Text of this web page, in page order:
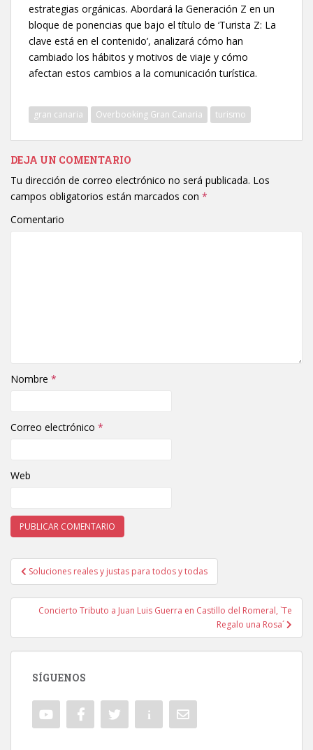
estrategias orgánicas. Abordará la Generación Z en un
bloque de ponencias que bajo el título de ‘Turista Z: La
clave está en el contenido’, analizará cómo han
cambiado los hábitos y motivos de viaje y cómo
afectan estos cambios a la comunicación turística.
gran canaria Overbooking Gran Canaria turismo
DEJA UN COMENTARIO
Tu dirección de correo electrónico no será publicada. Los
campos obligatorios están marcados con *
Comentario
Nombre *
Correo electrónico *
Web
Navegación de entradas
Soluciones reales y justas para todos y todas
Concierto Tributo a Juan Luis Guerra en Castillo del Romeral, `Te
Regalo una Rosa´
SÍGUENOS